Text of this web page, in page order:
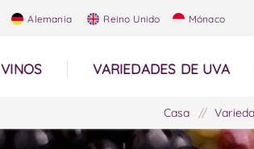
Alemania Reino Unido Mónaco
VINOS VARIEDADES DE UVA
Casa /